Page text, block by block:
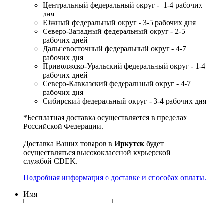
Центральный федеральный округ - 1-4 рабочих
дня
Южный федеральный округ - 3-5 рабочих дня
Северо-Западный федеральный округ - 2-5
рабочих дней
Дальневосточный федеральный округ - 4-7
рабочих дня
Приволжско-Уральский федеральный округ - 1-4
рабочих дней
Северо-Кавказский федеральный округ - 4-7
рабочих дня
Сибирский федеральный округ - 3-4 рабочих дня
*Бесплатная доставка осуществляется в пределах
Российской Федерации.
Доставка Ваших товаров в Иркутскбудет
осуществляться высококлассной курьерской
службой CDEK.
Подробная информация о доставке и способах оплаты.
Имя